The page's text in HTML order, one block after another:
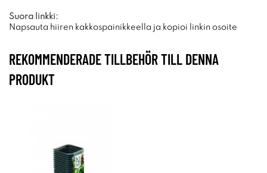
Suora linkki:
Napsauta hiiren kakkospainikkeella ja kopioi linkin osoite
REKOMMENDERADE TILLBEHÖR TILL DENNA
PRODUKT